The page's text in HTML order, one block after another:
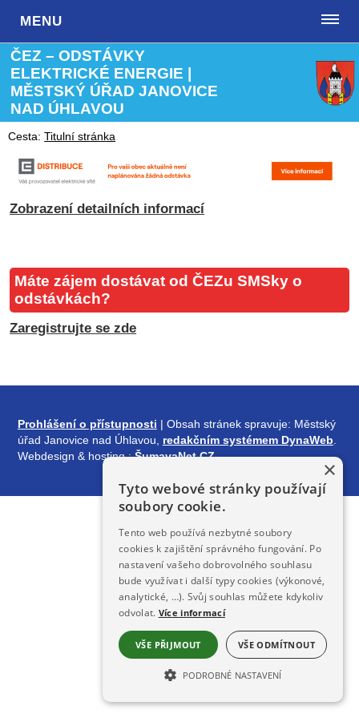
MENU
ČEZ – ODSTÁVKY
ELEKTRICKÉ ENERGIE |
MĚSTSKÝ ÚŘAD JANOVICE
NAD ÚHLAVOU
Cesta: Titulní stránka
Zobrazení detailních informací
Máte zájem dostávat od ČEZu SMSky o
odstávkách?
Zaregistrujte se zde
Prohlášení o přístupnosti | Obsah stránek spravuje: Městský
úřad Janovice nad Úhlavou, redakčním systémem DynaWeb
Webdesign & hosting :ŠumavaNet.CZ
×
Tyto webové stránky používají
soubory cookie.
Tento web používá nezbytné soubory
cookies k zajištění správného fungování. Po
nastavení vašeho dobrovolného souhlasu
bude využívat i další typy cookies (výkonové,
analytické, …). Svůj souhlas můžete kdykoliv
odvolat. Více informací
VŠE PŘIJMOUT VŠE ODMÍTNOUT
PODROBNÉ NASTAVENÍ
NEZBYTNĚ NUTNÉ SOUBORY